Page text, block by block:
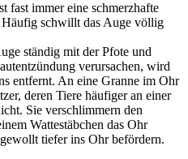
fast immer eine schmerzhafte
schwillt das Auge völlig
ständig mit der Pfote und
verursachen, wird
entfernt. An eine Granne im Ohr
deren Tiere häufiger an einer
Sie verschlimmern den
Wattestäbchen das Ohr
tiefer ins Ohr befördern.